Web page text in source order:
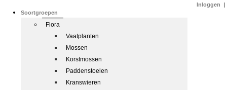
Soortgroepen
Flora
Vaatplanten
Mossen
Korstmossen
Paddenstoelen
Kranswieren
Inloggen |